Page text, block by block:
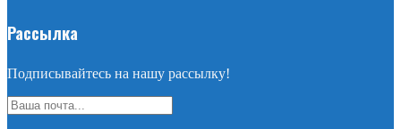
Рассылка
Подписывайтесь на нашу рассылку!